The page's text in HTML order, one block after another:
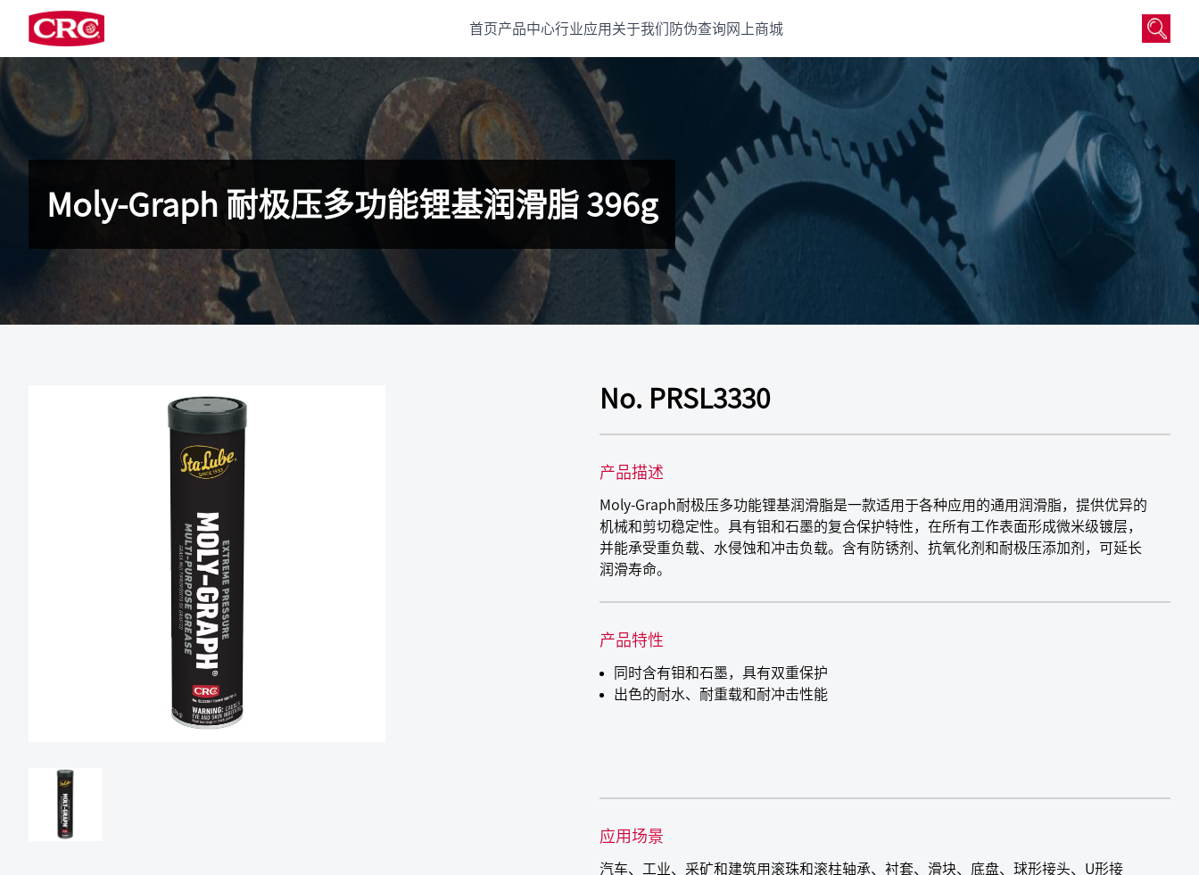
首页产品中心行业应用 关于我们 防伪查询 网上商城
Moly-Graph 耐极压多功能锂基润滑脂 396g
No. PRSL3330
产品描述
Moly-Graph耐极压多功能锂基润滑脂是一款适用于各种应用的通用润滑脂，提供优异的
机械和剪切稳定性。具有钼和石墨的复合保护特性，在所有工作表面形成微米级镀层，
并能承受重负载、水侵蚀和冲击负载。含有防锈剂、抗氧化剂和耐极压添加剂，可延长
润滑寿命。
产品特性
同时含有钼和石墨，具有双重保护
出色的耐水、耐重载和耐冲击性能
应用场景
汽车、工业、采矿和建筑用滚珠和滚柱轴承、衬套、滑块、底盘、球形接头、U形接